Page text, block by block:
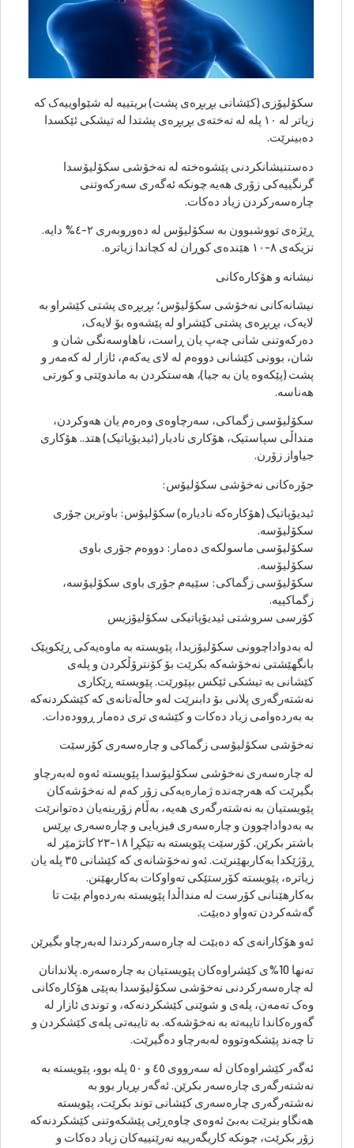
سکۆلیۆزی (کێشانی بڕبڕەی پشت) بریتییە لە شێواوییەک کە
زیاتر لە ١٠ پلە لە تەختەی بڕبڕەی پشتدا لە تیشکی ئێکسدا
دەبینرێت.
دەستنیشانکردنی پێشوەختە لە نەخۆشی سکۆلیۆسدا
گرنگییەکی زۆری هەیە چونکە ئەگەری سەرکەوتنی
چارەسەرکردن زیاد دەکات.
ڕێژەی تووشبوون بە سکۆلیۆس لە دەوروبەری ٢-٤% دایە.
نزیکەی ٨-١٠ هێندەی کوڕان لە کچاندا زیاترە.
نیشانە و هۆکارەکانی
نیشانەکانی نەخۆشی سکۆلیۆس؛ بڕبڕەی پشتی کێشراو بە
لایەک، بڕبڕەی پشتی کێشراو لە پێشەوە بۆ لایەک،
دەرکەوتنی شانی چەپ یان ڕاست، ناهاوسەنگی شان و
شان، بوونی کێشانی دووەم لە لای یەکەم، ئازار لە کەمەر و
پشت (پێکەوە یان بە جیا)، هەستکردن بە ماندوێتی و کورتی
هەناسە.
سکۆلیۆسی زگماکی، سەرچاوەی وەرەم یان هەوکردن،
منداڵی سپاستیک، هۆکاری نادیار (ئیدیۆپاتیک) هتد.. هۆکاری
جیاواز زۆرن.
جۆرەکانی نەخۆشی سکۆلیۆس:
ئیدیۆپاتیک (هۆکارەکە نادیارە) سکۆلیۆس: باوترین جۆری
سکۆلیۆسە.
سکۆلیۆسی ماسولکەی دەمار: دووەم جۆری باوی
سکۆلیۆسە.
سکۆلیۆسی زگماکی: سێیەم جۆری باوی سکۆلیۆسە،
زگماکییە.
کۆرسی سروشتی ئیدیۆپاتیکی سکۆلیۆزیس
لە بەدواداچوونی سکۆلیۆزیدا، پێویستە بە ماوەیەکی ڕێکوپێک
بانگهێشتی نەخۆشەکە بکرێت بۆ کۆنترۆڵکردن و پلەی
کێشانی بە تیشکی ئێکس بپێورێت. پێویستە ڕێکاری
نەشتەرگەری پلانی بۆ دابنرێت لەو حاڵەتانەی کە کێشکردنەکە
بە بەردەوامی زیاد دەکات و کێشەی تری دەمار ڕوودەدات.
نەخۆشی سکۆلیۆسی زگماکی و چارەسەری کۆرسێت
لە چارەسەری نەخۆشی سکۆلیۆسدا پێویستە ئەوە لەبەرچاو
بگیرێت کە هەرچەندە ژمارەیەکی زۆر کەم لە نەخۆشەکان
پێویستیان بە نەشتەرگەری هەیە، بەڵام زۆرینەیان دەتوانرێت
بە بەدواداچوون و چارەسەری فیزیایی و چارەسەری بڕێس
باشتر بکرێن. کۆرسێت پێویستە بە تێکڕا ١٨-٢٣ کاتژمێر لە
ڕۆژێکدا بەکاربهێنرێت. ئەو نەخۆشانەی کە کێشانی ٣٥ پلە یان
زیاترە، پێویستە کۆرستێکی تەواوکات بەکاربهێنن.
بەکارهێنانی کۆرست لە منداڵدا پێویستە بەردەوام بێت تا
گەشەکردن تەواو دەبێت.
ئەو هۆکارانەی کە دەبێت لە چارەسەرکردندا لەبەرچاو بگیرێن
تەنها 10%ی کێشراوەکان پێویستیان بە چارەسەرە. پلاندانان
لە چارەسەرکردنی نەخۆشی سکۆلیۆسدا بەپێی هۆکارەکانی
وەک تەمەن، پلەی و شوێنی کێشکردنەکە، و توندی ئازار لە
گەورەکاندا تایبەتە بە نەخۆشەکە. بە تایبەتی پلەی کێشکردن و
تا چەند پێشکەوتووە لەبەرچاو دەگیرێت.
ئەگەر کێشراوەکان لە سەرووی ٤٥ و ٥٠ پلە بوو، پێویستە بە
نەشتەرگەری چارەسەر بکرێن. ئەگەر بڕیار بوو بە
نەشتەرگەری چارەسەری کێشانی توند بکرێت، پێویستە
هەنگاو بنرێت بەبێ ئەوەی چاوەڕێی پێشکەوتنی کێشکردنەکە
زۆر بکرێت، چونکە کاریگەرییە نەرێنییەکان زیاد دەکات و